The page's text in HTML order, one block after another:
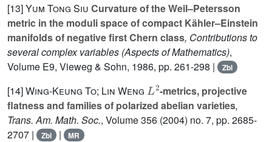
[13]Yum Tong Siu Curvature of the Weil–Petersson
metric in the moduli space of compact Kähler–Einstein
manifolds of negative first Chern class, Contributions to
several complex variables (Aspects of Mathematics),
Volume E9, Vieweg & Sohn, 1986, pp. 261-298 | Zbl
[14]Wing-Keung To; Lin Weng
2
-metrics, projective
flatness and families of polarized abelian varieties,
Trans. Am. Math. Soc., Volume 356 (2004) no. 7, pp. 2685-
2707 |
Zbl | MR